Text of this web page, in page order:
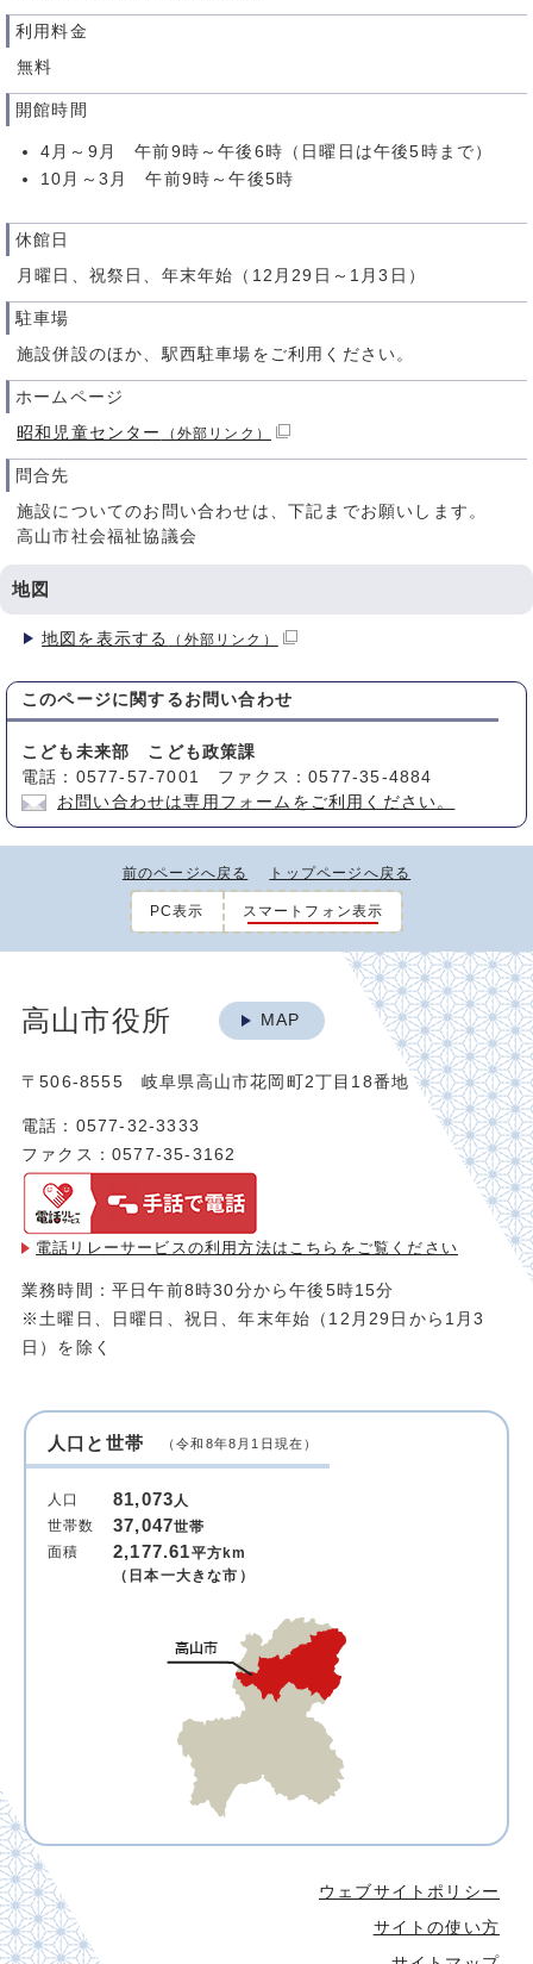
利用料金
無料
開館時間
4月～9月 午前9時～午後6時（日曜日は午後5時まで）
10月～3月 午前9時～午後5時
休館日
月曜日、祝祭日、年末年始（12月29日～1月3日）
駐車場
施設併設のほか、駅西駐車場をご利用ください。
ホームページ
昭和児童センター
（外部リンク）
問合先
施設についてのお問い合わせは、下記までお願いします。
高山市社会福祉協議会
地図
地図を表示する （外部リンク）
このページに関する お問い合わせ
こども未来部 こども政策課
電話：0577-57-7001 ファクス：0577-35-4884
お問い合わせは専用フォームをご利用ください。
前のページへ戻る トップページへ戻る
PC表示 スマートフォン表示
高山市役所 MAP
〒506-8555 岐阜県高山市花岡町2丁目18番地
電話：0577-32-3333
ファクス：0577-35-3162
電話リレーサービスの利用方法は こちらをご覧ください
業務時間：平日午前8時30分から午後5時15分
※土曜日、日曜日、祝日、年末年始（12月29日から1月3
日）を除く
人口と世帯 （令和8年8月1日現在）
人口 81,073人
世帯数
37,047世帯
面積
2,177.61平方km
（日本一大きな市）
ウェブサイトポリシー
サイトの使い方